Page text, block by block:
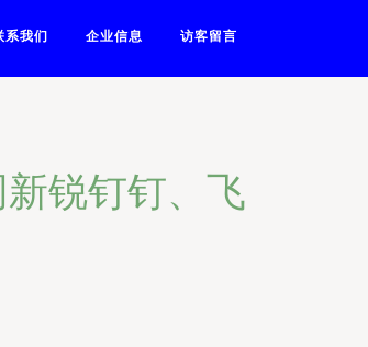
系我们 企业信息 访客留言
锐钉钉、飞